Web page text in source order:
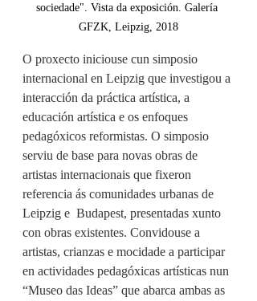
sociedade". Vista da exposición. Galería
GFZK, Leipzig, 2018
O proxecto iniciouse cun simposio
internacional en Leipzig que investigou a
interacción da práctica artística, a
educación artística e os enfoques
pedagóxicos reformistas. O simposio
serviu de base para novas obras de
artistas internacionais que fixeron
referencia ás comunidades urbanas de
Leipzig e  Budapest, presentadas xunto
con obras existentes. Convidouse a
artistas, crianzas e mocidade a participar
en actividades pedagóxicas artísticas nun
“Museo das Ideas” que abarca ambas as